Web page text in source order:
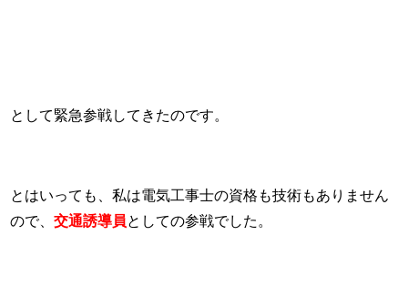
として緊急参戦してきたのです。
とはいっても、私は電気工事士の資格も技術もありません
ので、交通誘導員としての参戦でした。